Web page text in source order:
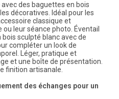
des baguettes en bois
décoratives. Idéal pour les
classique et
leur séance photo. Éventail
sculpté blanc avec de
compléter un look de
Léger, pratique et
et une boîte de présentation.
finition artisanale.
des échanges pour un